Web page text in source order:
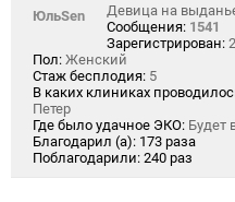
ЮльSen
Девица на
Сообщения: 1541
Зарегистрирован:
Пол: Женский
Стаж бесплодия: 5
В каких клиниках
Петер
Где было удачное ЭКО: Будет
Благодарил (а): 173 раза
Поблагодарили: 240 раз